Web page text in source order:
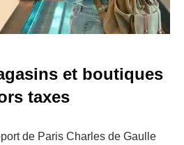
et boutiques
taxes
de Paris Charles de Gaulle